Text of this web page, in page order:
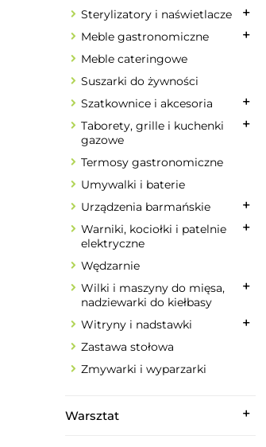
Sterylizatory i naświetlacze
Meble gastronomiczne
Meble cateringowe
Suszarki do żywności
Szatkownice i akcesoria
Taborety, grille i kuchenki
gazowe
Termosy gastronomiczne
Umywalki i baterie
Urządzenia barmańskie
Warniki, kociołki i patelnie
elektryczne
Wędzarnie
Wilki i maszyny do mięsa,
nadziewarki do kiełbasy
Witryny i nadstawki
Zastawa stołowa
Zmywarki i wyparzarki
Warsztat